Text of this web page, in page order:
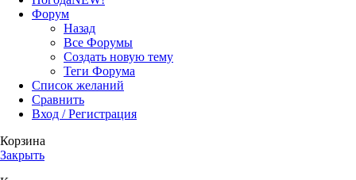
Форум
Назад
Все Форумы
Создать новую тему
Теги Форума
Список желаний
Сравнить
Вход / Регистрация
Корзина
Закрыть